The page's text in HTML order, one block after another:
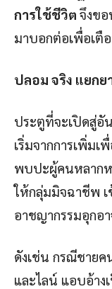
การใช้ชีวิต จึงข
มาบอกต่อเพื่อเตื
ปลอม จริง แยกย
ประตูที่จะเปิดสู่อั
เริ่มจากการเพิ่ม
พบปะผู้คนหลากห
ให้กลุ่มมิจฉาชีพ เ
อาชญากรรมอุกอ
ดังเช่น กรณีชาย
และไลน์ แอบอ้า